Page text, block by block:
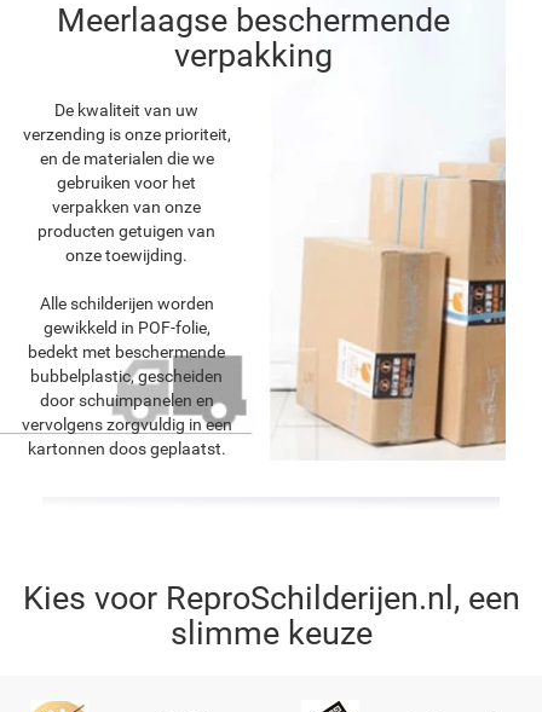
Meerlaagse beschermende
verpakking
De kwaliteit van uw
verzending is onze prioriteit,
en de materialen die we
gebruiken voor het
verpakken van onze
producten getuigen van
onze toewijding.
Alle schilderijen worden
gewikkeld in POF-folie,
bedekt met beschermende
bubbelplastic, gescheiden
door schuimpanelen en
vervolgens zorgvuldig in een
kartonnen doos geplaatst.
Kies voor ReproSchilderijen.nl, een
slimme keuze